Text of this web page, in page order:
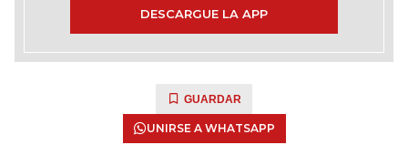
DESCARGUE LA APP
GUARDAR
UNIRSE A WHATSAPP